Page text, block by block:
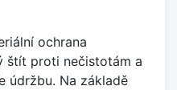
ochrana
štít proti nečistotám a
údržbu. Na základě